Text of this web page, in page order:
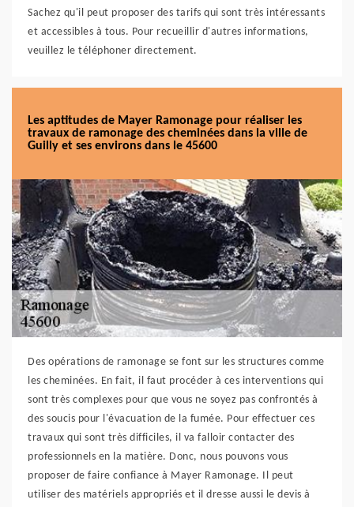
Sachez qu'il peut proposer des tarifs qui sont très intéressants
et accessibles à tous. Pour recueillir d'autres informations,
veuillez le téléphoner directement.
Les aptitudes de Mayer Ramonage pour réaliser les
travaux de ramonage des cheminées dans la ville de
Guilly et ses environs dans le 45600
Des opérations de ramonage se font sur les structures comme
les cheminées. En fait, il faut procéder à ces interventions qui
sont très complexes pour que vous ne soyez pas confrontés à
des soucis pour l'évacuation de la fumée. Pour effectuer ces
travaux qui sont très difficiles, il va falloir contacter des
professionnels en la matière. Donc, nous pouvons vous
proposer de faire confiance à Mayer Ramonage. Il peut
utiliser des matériels appropriés et il dresse aussi le devis à